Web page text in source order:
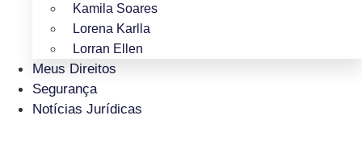
Kamila Soares
Lorena Karlla
Lorran Ellen
Meus Direitos
Segurança
Notícias Jurídicas